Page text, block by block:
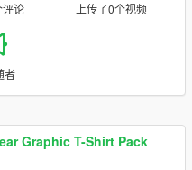
评论 上传了0个视频
者
Graphic T-Shirt Pack